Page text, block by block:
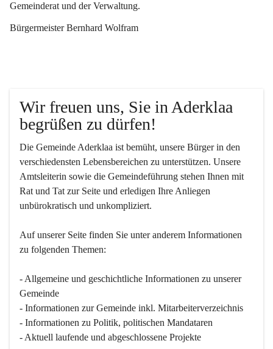
Gemeinderat und der Verwaltung.
Bürgermeister Bernhard Wolfram
Wir freuen uns, Sie in Aderklaa
begrüßen zu dürfen!
Die Gemeinde Aderklaa ist bemüht, unsere Bürger in den
verschiedensten Lebensbereichen zu unterstützen. Unsere
Amtsleiterin sowie die Gemeindeführung stehen Ihnen mit
Rat und Tat zur Seite und erledigen Ihre Anliegen
unbürokratisch und unkompliziert.
Auf unserer Seite finden Sie un­ter an­de­rem Informationen
zu folgenden Themen:
- Allgemeine und geschichtliche Informationen zu unserer
Gemeinde
- Informationen zur Gemeinde inkl. Mitarbeiterverzeichnis
- Informationen zu Politik, politischen Mandataren
- Aktuell laufende und abgeschlossene Projekte